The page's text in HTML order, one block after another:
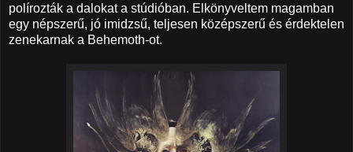
polírozták a dalokat a stúdióban. Elkönyveltem magamban
egy népszerű, jó imidzsű, teljesen középszerű és érdektelen
zenekarnak a Behemoth-ot.